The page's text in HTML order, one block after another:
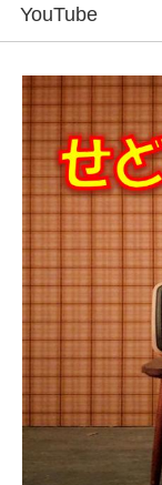
YouTube